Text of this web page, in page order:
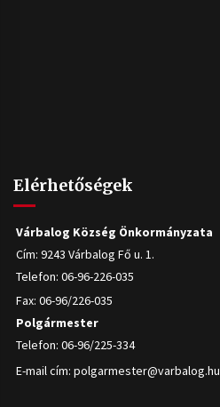
Elérhetőségek
Várbalog Község Önkormányzata
Cím: 9243 Várbalog Fő u. 1.
Telefon: 06-96-226-035
Fax: 06-96/226-035
Polgármester
Telefon: 06-96/225-334
E-mail cím: polgarmester@varbalog.hu